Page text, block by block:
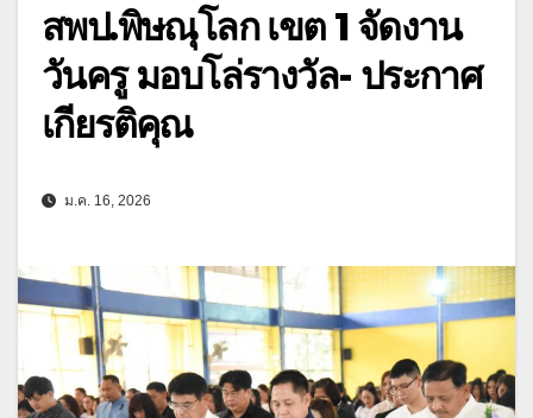
สพป.พิษณุโลก เขต 1 จัดงาน
วันครู มอบโล่รางวัล- ประกาศ
เกียรติคุณ
ม.ค. 16, 2026